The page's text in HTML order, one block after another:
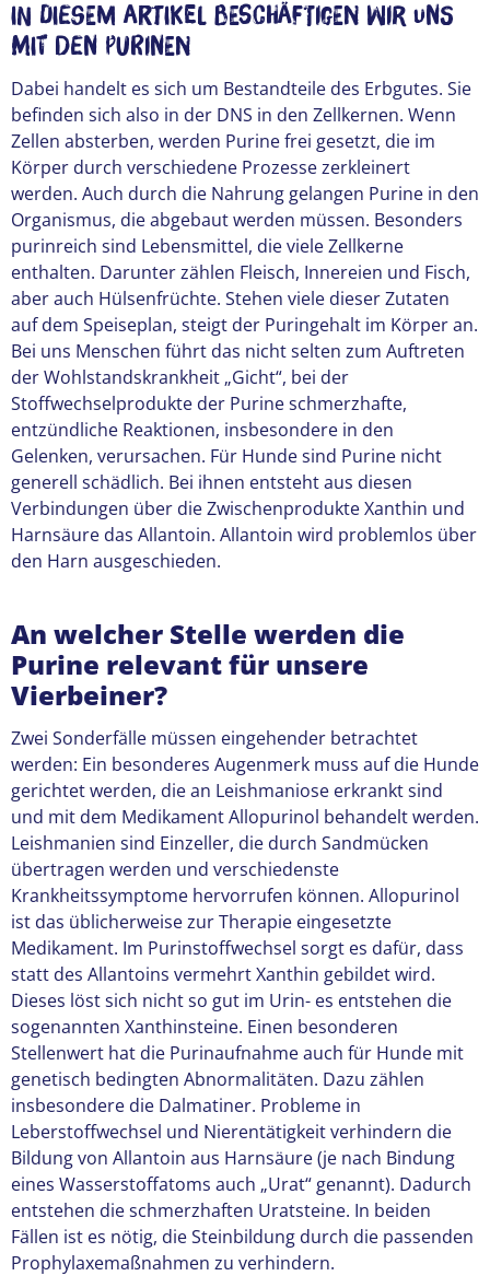
In diesem Artikel beschäftigen wir uns
mit den Purinen
Dabei handelt es sich um Bestandteile des Erbgutes. Sie
befinden sich also in der DNS in den Zellkernen. Wenn
Zellen absterben, werden Purine frei gesetzt, die im
Körper durch verschiedene Prozesse zerkleinert
werden. Auch durch die Nahrung gelangen Purine in den
Organismus, die abgebaut werden müssen. Besonders
purinreich sind Lebensmittel, die viele Zellkerne
enthalten. Darunter zählen Fleisch, Innereien und Fisch,
aber auch Hülsenfrüchte. Stehen viele dieser Zutaten
auf dem Speiseplan, steigt der Puringehalt im Körper an.
Bei uns Menschen führt das nicht selten zum Auftreten
der Wohlstandskrankheit „Gicht“, bei der
Stoffwechselprodukte der Purine schmerzhafte,
entzündliche Reaktionen, insbesondere in den
Gelenken, verursachen. Für Hunde sind Purine nicht
generell schädlich. Bei ihnen entsteht aus diesen
Verbindungen über die Zwischenprodukte Xanthin und
Harnsäure das Allantoin. Allantoin wird problemlos über
den Harn ausgeschieden.
An welcher Stelle werden die
Purine relevant für unsere
Vierbeiner?
Zwei Sonderfälle müssen eingehender betrachtet
werden: Ein besonderes Augenmerk muss auf die Hunde
gerichtet werden, die an Leishmaniose erkrankt sind
und mit dem Medikament Allopurinol behandelt werden.
Leishmanien sind Einzeller, die durch Sandmücken
übertragen werden und verschiedenste
Krankheitssymptome hervorrufen können. Allopurinol
ist das üblicherweise zur Therapie eingesetzte
Medikament. Im Purinstoffwechsel sorgt es dafür, dass
statt des Allantoins vermehrt Xanthin gebildet wird.
Dieses löst sich nicht so gut im Urin- es entstehen die
sogenannten Xanthinsteine. Einen besonderen
Stellenwert hat die Purinaufnahme auch für Hunde mit
genetisch bedingten Abnormalitäten. Dazu zählen
insbesondere die Dalmatiner. Probleme in
Leberstoffwechsel und Nierentätigkeit verhindern die
Bildung von Allantoin aus Harnsäure (je nach Bindung
eines Wasserstoffatoms auch „Urat“ genannt). Dadurch
entstehen die schmerzhaften Uratsteine. In beiden
Fällen ist es nötig, die Steinbildung durch die passenden
Prophylaxemaßnahmen zu verhindern.